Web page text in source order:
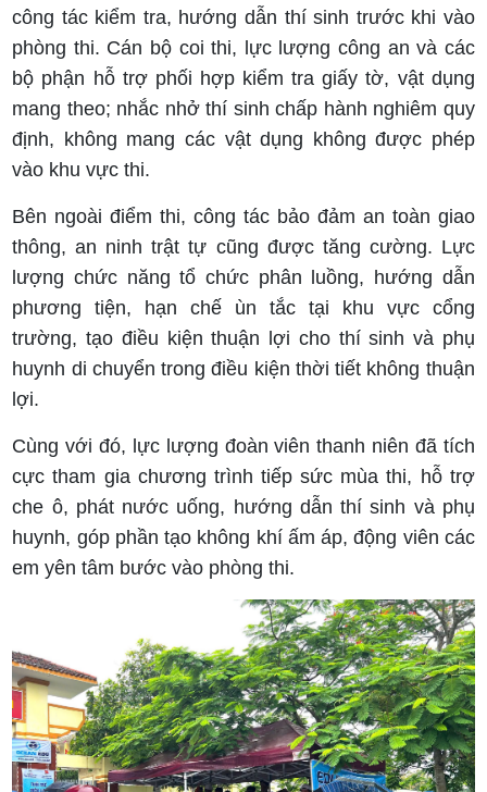
công tác kiểm tra, hướng dẫn thí sinh trước khi vào
phòng thi. Cán bộ coi thi, lực lượng công an và các
bộ phận hỗ trợ phối hợp kiểm tra giấy tờ, vật dụng
mang theo; nhắc nhở thí sinh chấp hành nghiêm quy
định, không mang các vật dụng không được phép
vào khu vực thi.
Bên ngoài điểm thi, công tác bảo đảm an toàn giao
thông, an ninh trật tự cũng được tăng cường. Lực
lượng chức năng tổ chức phân luồng, hướng dẫn
phương tiện, hạn chế ùn tắc tại khu vực cổng
trường, tạo điều kiện thuận lợi cho thí sinh và phụ
huynh di chuyển trong điều kiện thời tiết không thuận
lợi.
Cùng với đó, lực lượng đoàn viên thanh niên đã tích
cực tham gia chương trình tiếp sức mùa thi, hỗ trợ
che ô, phát nước uống, hướng dẫn thí sinh và phụ
huynh, góp phần tạo không khí ấm áp, động viên các
em yên tâm bước vào phòng thi.